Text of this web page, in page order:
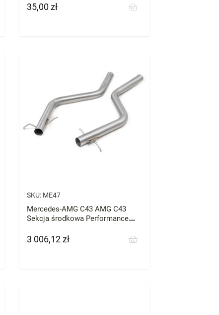
Cena
35,00 zł
SKU: ME47
Mercedes-AMG C43 AMG C43
Sekcja środkowa Performance
Cena
3 006,12 zł